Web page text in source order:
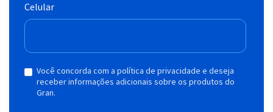
Celular
Você concorda com a política de privacidade e deseja
receber informações adicionais sobre os produtos do
Gran.